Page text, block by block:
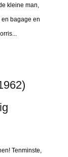
kleine man,
bagage en
Tenminste,